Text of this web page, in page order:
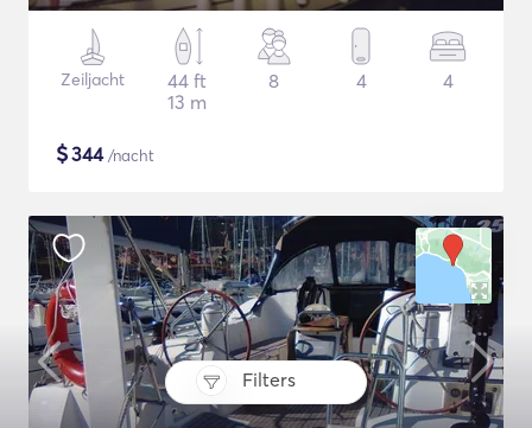
Filters
Zeiljacht
44 ft
13 m
8 4 4
$344/nacht